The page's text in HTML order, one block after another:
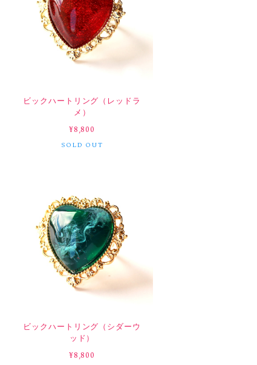
ビックハートリング（レッドラ
メ）
¥8,800
SOLD OUT
ビックハートリング（シダーウ
ッド）
¥8,800